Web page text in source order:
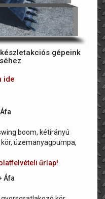
gépeink
ide
boom, kétirányú
üzemanyagpumpa,
űrlap!
Áfa